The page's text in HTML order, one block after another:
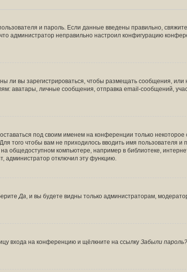
и пароль. Если данные введены правильно,
администратор неправильно настроил конфигурацию
ли вы зарегистрироваться, чтобы размещать сообщения, или
аватары, личные сообщения, отправка email-сообщений,
под своим именем на конференции только некоторое
того чтобы вам не приходилось вводить имя пользователя и
общедоступном компьютере, например в библиотеке,
администратор отключил эту функцию.
Да, и вы будете видны только администраторам,
входа на конференцию и щёлкните на ссылкуЗабыли пароль?